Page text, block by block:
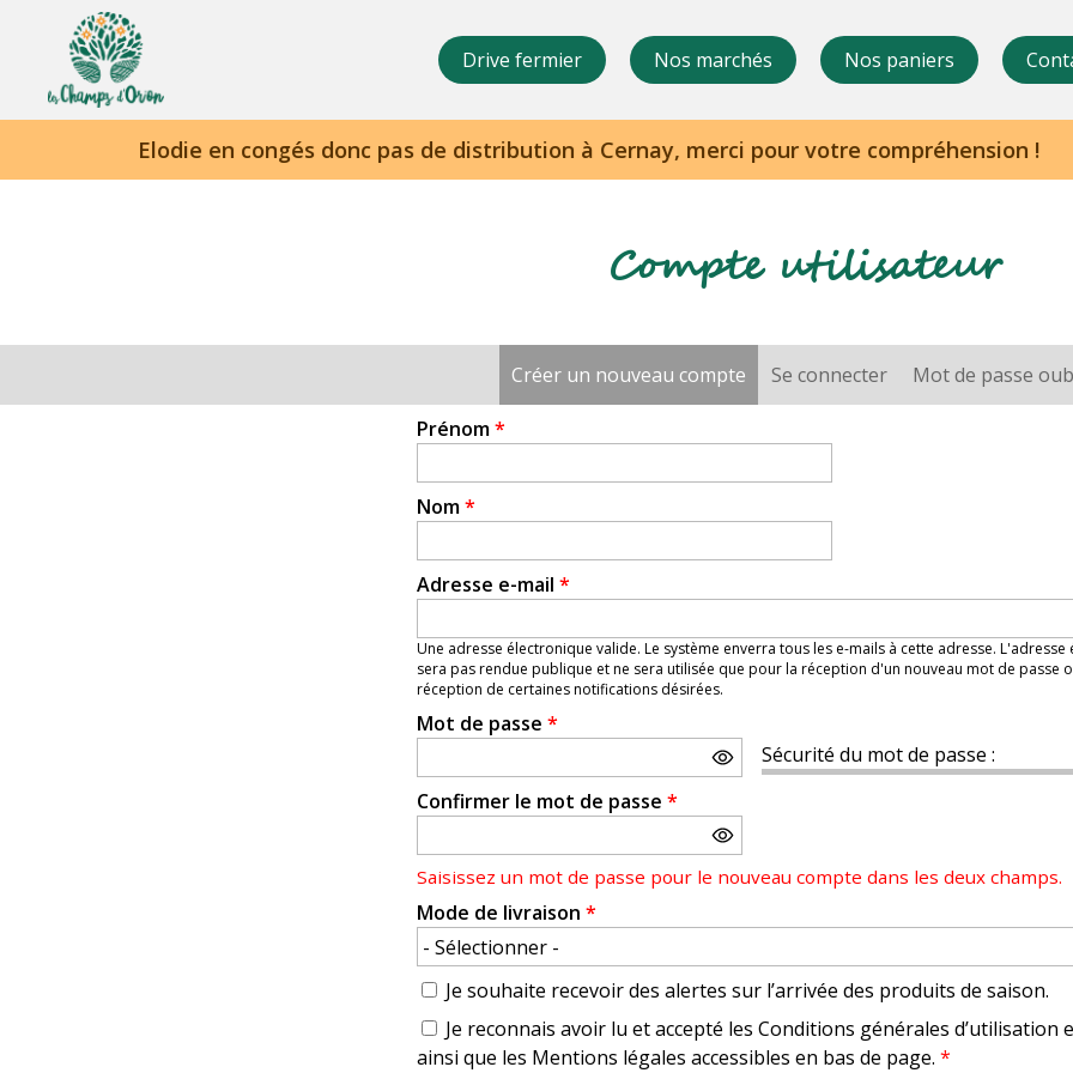
Drive fermier Nos marchés Nos paniers
Compte utilisateur
principaux
Créer un nouveau compte (onglet actif)
Se connecter Mot de passe
Prénom*
Nom*
Adresse e-mail *
Une adresse électronique valide. Le système enverra tous les e-mails à cette adresse. L'adresse
sera pas rendue publique et ne sera utilisée que pour la réception d'un nouveau mot de passe
réception de certaines notifications désirées.
Mot de passe *
Sécurité du mot de passe :
Confirmer le mot de passe *
Saisissez un mot de passe pour le nouveau compte dans les deux champs.
Mode de livraison *
Je souhaite recevoir des alertes sur l’arrivée des produits de saison.
Je reconnais avoir lu et accepté les Conditions générales d’utilisation
ainsi que les Mentions légales accessibles en bas de page. *